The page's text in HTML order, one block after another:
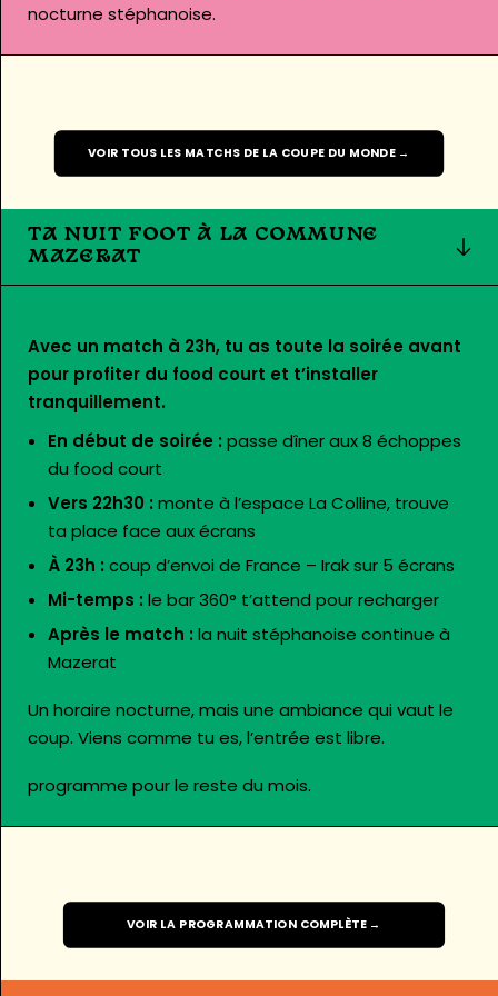
nocturne stéphanoise.
VOIR TOUS LES MATCHS DE LA COUPE DU MONDE →
TA NUIT FOOT À LA COMMUNE
MAZERAT
Avec un match à 23h, tu as toute la soirée avant
pour profiter du food court et t’installer
tranquillement.
En début de soirée : passe dîner aux 8 échoppes
du food court
Vers 22h30 : monte à l’espace La Colline, trouve
ta place face aux écrans
À 23h : coup d’envoi de France – Irak sur 5 écrans
Mi-temps : le bar 360° t’attend pour recharger
Après le match : la nuit stéphanoise continue à
Mazerat
Un horaire nocturne, mais une ambiance qui vaut le
coup. Viens comme tu es, l’entrée est libre.
programme pour le reste du mois.
VOIR LA PROGRAMMATION COMPLÈTE →